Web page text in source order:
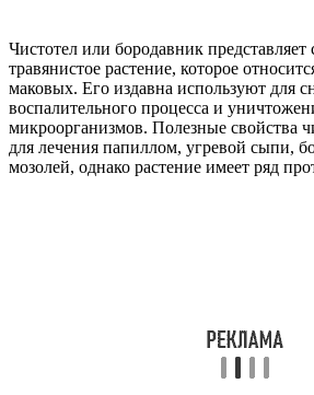
Чистотел или бородавник представляет
травянистое растение, которое
маковых. Его издавна используют для
воспалительного процесса и
микроорганизмов. Полезные свойства
для лечения папиллом, угревой сыпи,
мозолей, однако растение имеет ряд